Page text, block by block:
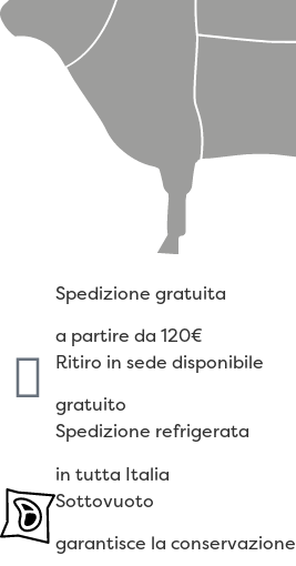
Spedizione gratuita
a partire da 120€
Ritiro in sede disponibile
gratuito
Spedizione refrigerata
in tutta Italia
Sottovuoto
garantisce la conservazione